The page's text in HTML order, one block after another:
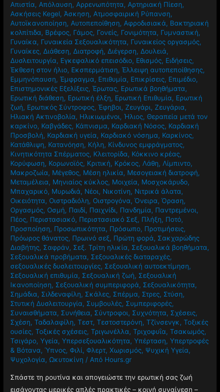
Απιστία,Απόλαυση,Αρρενωπότητα,Αρτηριακή Πίεση,
Ασκήσεις Kegel,Άσκηση,Ατμοσφαιρική Ρύπανση,
Αυτοϊκανοποίηση,Αυτοπεποίθηση,Αφροδισιακά, Βακτηριακή
κολπίτιδα, Βρέφος, Γάμος, Γονείς, Γονιμότητα, Γυμναστική,
Γυναίκα, Γυναικεία Σεξουαλικότητα, Γυναικείος οργασμός,
Γυναίκες,Διάθεση,Διατροφή,Διέγερση,Δουλειά,
Δυσλειτουργία, Εγκεφαλικό επεισόδιο, Εθισμός, Ειδήσεις,
Έκθεση στον ήλιο, Εκσπερμάτιση,Έλλειψη αυτοπεποίθησης,
Εμμηνόπαυση,Έμφραγμα, Επιθυμία, Επικρίσεις, Επιμέδιο,
Επιστημονικές Εξελίξεις,Έρωτας, Ερωτικά βοηθήματα,
Ερωτική διάθεση, Ερωτική έλξη, Ερωτική Επιθυμία, Ερωτική
ζωή, Ερωτικός Σύντροφος,Έφηβοι,Ζευγάρι,Ζευγάρια,
Ηλιακή Ακτινοβολία, Ηλικιωμένοι, Ήλιος, Θεραπεία μετά τον
καρκίνο, Καβγάδες, Κάπνισμα, Καρδιακή Νόσος, Καρδιακή
Προσβολή, Καρδιακή υγεία, Καρδιακό νόσημα, Καρκίνος,
Κατάθλιψη, Κατανόηση, Κήλη, Κίνδυνος εμφράγματος,
Κινητικότητα Σπέρματος, Κλειτορίδα, Κόκκινο κρέας,
Κορύφωση, Κορωνοϊός, Κριτική, Κρόκος,Λάθη,Λίμπιντο,
Μακροζωία, Μέγεθος, Μέση ηλικία, Μεσογειακή διατροφή,
Μεταμέλεια, Μηνιαίος κύκλος, Μοιχεία, Μοσχοκάρυδο,
Μπαχαρικό, Μυρωδιά, Νέοι, Νικοτίνη, Νιτρικά άλατα,
Οικειότητα, Οιστραδιόλη, Οιστρογόνα,Όνειρα,Όραση,
Οργασμός, Οσμή, Παιδί, Παιχνίδι, Πανδημία, Παντρεμένοι,
Πέος, Περιστασιακό, Περιστασιακό Σεξ, Πλήξη, Ποτό,
Προσποίηση, Προσωπικότητα, Πρόσωπο, Προτιμήσεις,
Πρόωρος θάνατος, Πρωινό σεξ, Πρώτη φορά, Σακχαρώδης
Διαβήτης, Σαφράν, Σεξ. Τρίτη ηλικία, Σεξουαλικά βοηθήματα,
Σεξουαλικά προβήματα, Σεξουαλικές διαταραχές,
σεξουαλικές δυσλειτουργίες, Σεξουαλική αυτοεκτίμηση,
Σεξουαλική επιθυμία, Σεξουαλική ζωή, Σεξουαλική
Ικανοποίηση, Σεξουαλική συμπεριφορά, Σεξουαλικότητα,
Σημάδια, Σιλδεναφίλη, Σκάλες, Σπέρμα, Στρες, Στύση,
Στυτική Δυσλειτουργία, Συμβουλές, Συμπεριφορές,
Συναισθήματα, Συνήθεια, Σύντροφοι, Συχνότητα, Σχέσεις,
Σχέση,Ταδαλαφίλη,Τεστ,Τεστοστερόνη,Τζίνσενγκ,Τοξικές
ουσίες,Τοξικές σχέσεις,Τριγωνέλλα,Τριχοφυΐα,Τσακωμός,
Τσιγάρο,Υγεία,Υπερσεξουαλικότητα,Υπέρταση,Υπερτροφές
& Βότανα,Ύπνος,Φιλί,Φλερτ,Χωρισμός, Ψυχική Υγεία,
Ψυχολογία,Ωκυτοκίνη / Από Hours.gr
Σπάστε τη ρουτίνα και απογειώστε την ερωτική σας ζωή
εισάγοντας μερικές απλές πρακτικές – κοινή συναίνεση –